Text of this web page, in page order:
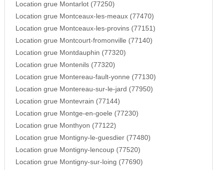
Location grue Montarlot (77250)
Location grue Montceaux-les-meaux (77470)
Location grue Montceaux-les-provins (77151)
Location grue Montcourt-fromonville (77140)
Location grue Montdauphin (77320)
Location grue Montenils (77320)
Location grue Montereau-fault-yonne (77130)
Location grue Montereau-sur-le-jard (77950)
Location grue Montevrain (77144)
Location grue Montge-en-goele (77230)
Location grue Monthyon (77122)
Location grue Montigny-le-guesdier (77480)
Location grue Montigny-lencoup (77520)
Location grue Montigny-sur-loing (77690)